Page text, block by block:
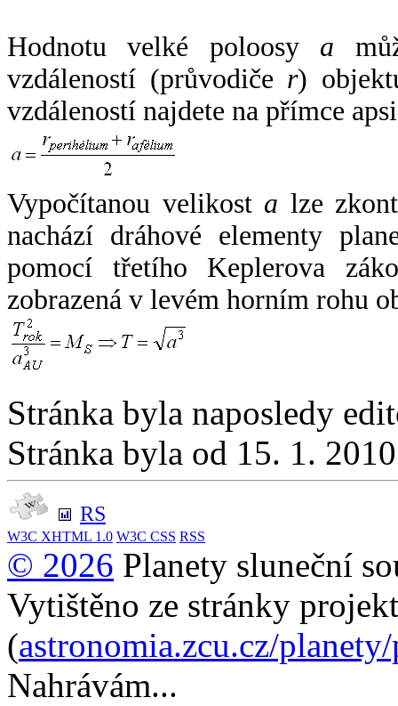
Hodnotu velké poloosy a
vzdáleností (průvodiče r)
vzdáleností najdete na přímce
Vypočítanou velikost a lze
nachází dráhové elementy
pomocí třetího Keplerova
zobrazená v levém horním rohu
Stránka byla naposledy
Stránka byla od 15. 1.
RS
W3C XHTML 1.0 W3C CSS RSS
© 2026 Planety sluneční
Vytištěno ze stránky
(astronomia.zcu.cz/
Nahrávám...